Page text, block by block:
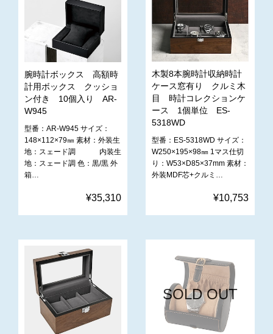
腕時計ボックス 高額時
計用ボックス クッショ
ン付き 10個入り AR-
W945
型番：AR-W945 サイズ：
148×112×79㎜ 素材：外装生
地：スェード調 内装生
地：スェード調 色：黒/黒 外
箱…
¥35,310
木製8本腕時計収納時計
ケース窓有り クルミ木
目 時計コレクションケ
ース 1個単位 ES-
5318WD
型番：ES-5318WD サイズ：
W250×195×98㎜ 1マス仕切
り：W53×D85×37mm 素材：
外装MDF芯+クルミ…
¥10,753
SOLD OUT